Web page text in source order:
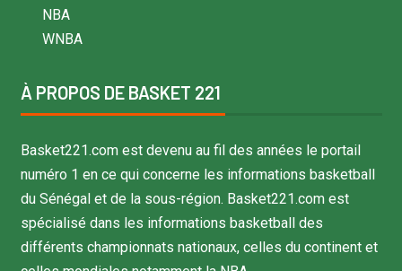
NBA
WNBA
À PROPOS DE BASKET 221
Basket221.com est devenu au fil des années le portail
numéro 1 en ce qui concerne les informations basketball
du Sénégal et de la sous-région. Basket221.com est
spécialisé dans les informations basketball des
différents championnats nationaux, celles du continent et